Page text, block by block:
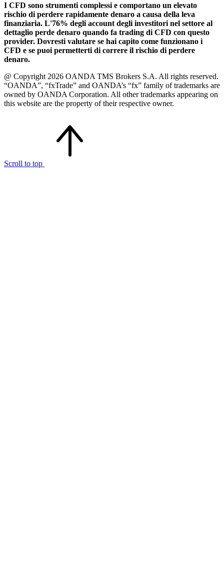
I CFD sono strumenti complessi e comportano un elevato
rischio di perdere rapidamente denaro a causa della leva
finanziaria. L'76% degli account degli investitori nel settore al
dettaglio perde denaro quando fa trading di CFD con questo
provider. Dovresti valutare se hai capito come funzionano i
CFD e se puoi permetterti di correre il rischio di perdere
denaro.
@ Copyright 2026 OANDA TMS Brokers S.A. All rights reserved.
“OANDA”, “fxTrade” and OANDA’s “fx” family of trademarks are
owned by OANDA Corporation. All other trademarks appearing on
this website are the property of their respective owner.
Scroll to top